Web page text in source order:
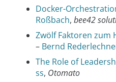
Docker-
Roßbach, bee42
Zwölf Faktoren zum
– Bernd
The Role of
ss, Otomato